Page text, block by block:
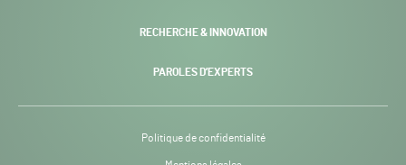
RECHERCHE & INNOVATION
PAROLES D’EXPERTS
Politique de confidentialité